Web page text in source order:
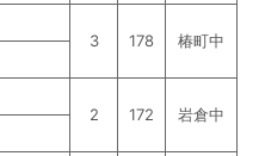
3
178
椿町中
2
172
岩倉中